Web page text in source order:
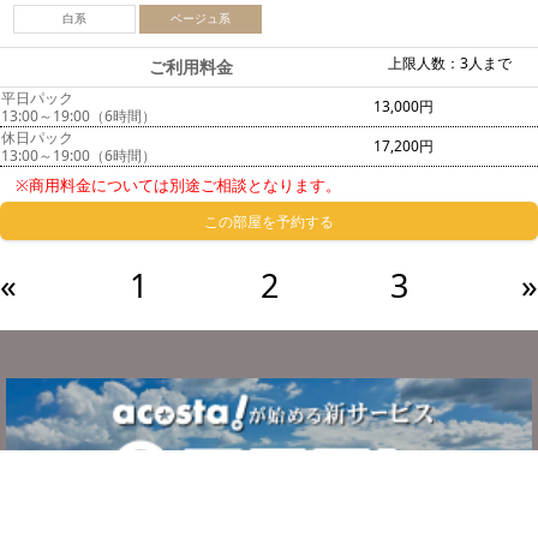
白系 ベージュ系
上限人数：3人まで
ご利用料金
平日パック
13:00～19:00（6時間）
13,000円
休日パック
13:00～19:00（6時間）
17,200円
※商用料金については別途ご相談となります。
この部屋を予約する
« 1 2 3 »